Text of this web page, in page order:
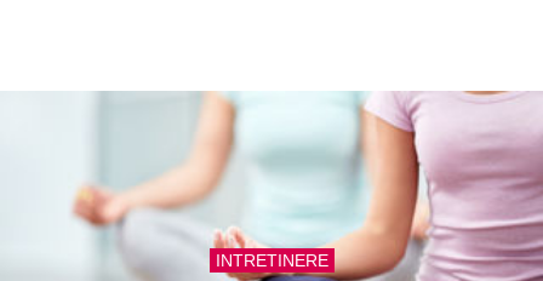
INTRETINERE